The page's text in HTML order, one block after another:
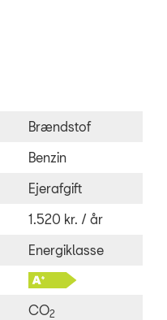
Brændstof
Benzin
Ejerafgift
1.520 kr. / år
Energiklasse
CO2